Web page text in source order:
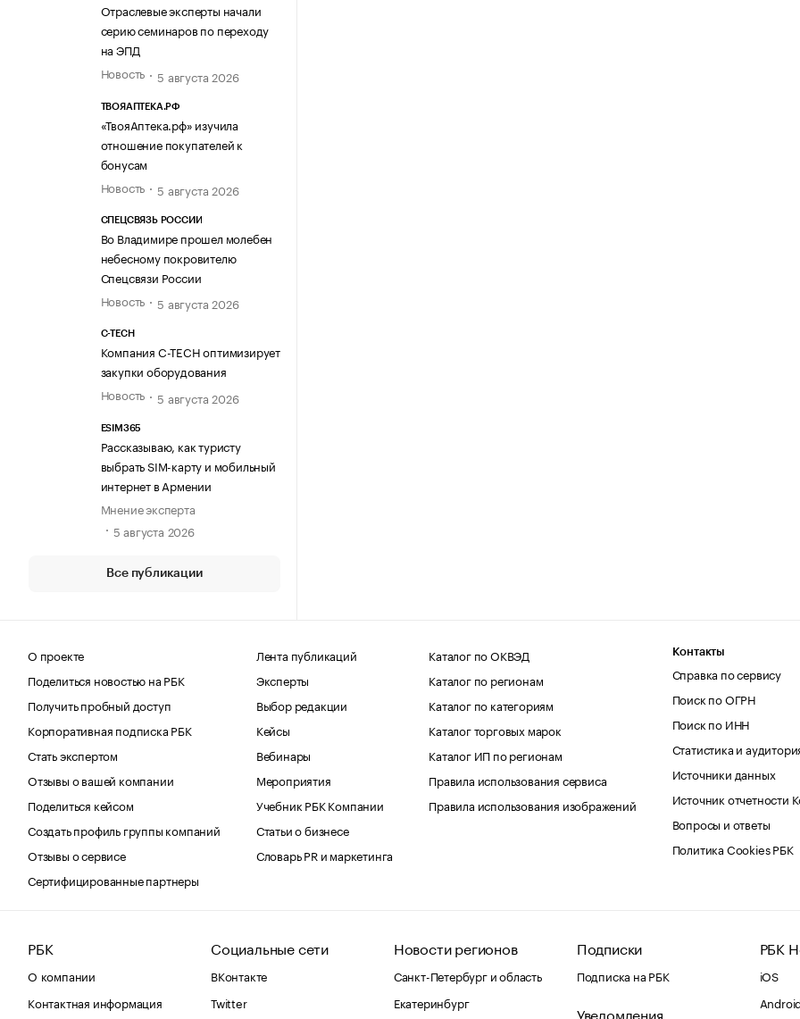
Отраслевые эксперты начали
серию семинаров по переходу
на ЭПД
Новость
5 августа 2026
ТВОЯАПТЕКА.РФ
«ТвояАптека.рф» изучила
отношение покупателей к
бонусам
Новость
5 августа 2026
СПЕЦСВЯЗЬ РОССИИ
Во Владимире прошел молебен
небесному покровителю
Спецсвязи России
Новость
5 августа 2026
C-TECH
Компания C-TECH оптимизирует
закупки оборудования
Новость
5 августа 2026
ESIM365
Рассказываю, как туристу
выбрать SIM-карту и мобильный
интернет в Армении
Мнение эксперта
5 августа 2026
Все публикации
О проекте
Поделиться новостью на РБК
Получить пробный доступ
Корпоративная подписка РБК
Стать экспертом
Отзывы о вашей компании
Поделиться кейсом
Создать профиль группы компаний
Отзывы о сервисе
Сертифицированные партнеры
Лента публикаций
Эксперты
Выбор редакции
Кейсы
Вебинары
Мероприятия
Учебник РБК Компании
Статьи о бизнесе
Словарь PR и маркетинга
Каталог по ОКВЭД
Каталог по регионам
Каталог по категориям
Каталог торговых марок
Каталог ИП по регионам
Правила использования сервиса
Правила использования изображений
Контакты
Справка по сервису
Поиск по ОГРН
Поиск по ИНН
Статистика и
Источники данных
Источник отчетности
Вопросы и ответы
Политика Cookies РБК
РБК
О компании
Контактная информация
Социальные сети
ВКонтакте
Twitter
Новости регионов
Санкт-Петербург и область
Екатеринбург
Подписки
Подписка на РБК
Уведомления
РБК
iOS